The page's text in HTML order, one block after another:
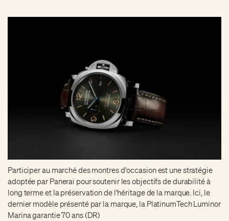
Participer au marché des montres d'occasion est une stratégie
adoptée par Panerai pour soutenir les objectifs de durabilité à
long terme et la préservation de l'héritage de la marque. Ici, le
dernier modèle présenté par la marque, la PlatinumTech Luminor
Marina garantie 70 ans (DR)